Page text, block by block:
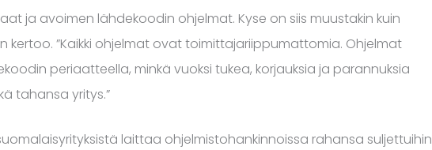
ja avoimen lähdekoodin ohjelmat. Kyse on siis muustakin kuin
kertoo. ”Kaikki ohjelmat ovat toimittajariippumattomia. Ohjelmat
periaatteella, minkä vuoksi tukea, korjauksia ja parannuksia
tahansa yritys.”
laittaa ohjelmistohankinnoissa rahansa suljettuihin